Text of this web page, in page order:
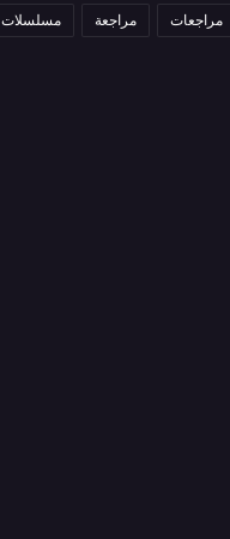
مراجعات مراجعة مسلسلات